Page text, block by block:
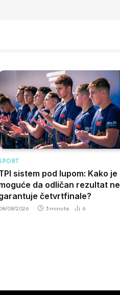
sistem pod lupom: Kako je
da odličan rezultat ne
četvrtfinale?
08/2026 3 minuta 6